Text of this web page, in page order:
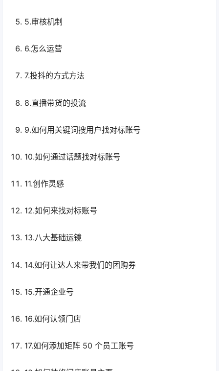
5.审核机制
6.怎么运营
7.投抖的方式方法
8.直播带货的投流
9.如何用关键词搜用户找对标账号
10.如何通过话题找对标账号
11.创作灵感
12.如何来找对标账号
13.八大基础运镜
14.如何让达人来带我们的团购券
15.开通企业号
16.如何认领门店
17.如何添加矩阵 50 个员工账号